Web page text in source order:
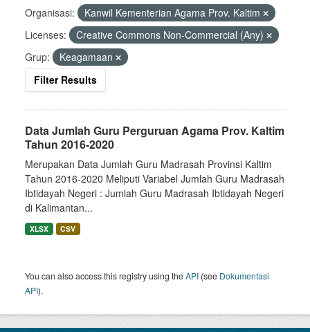
Organisasi:
Kanwil Kementerian Agama Prov. Kaltim
Licenses:
Creative Commons Non-Commercial (Any)
Grup:
Keagamaan
Filter Results
Data Jumlah Guru Perguruan Agama Prov. Kaltim
Tahun 2016-2020
Merupakan Data Jumlah Guru Madrasah Provinsi Kaltim
Tahun 2016-2020 Meliputi Variabel Jumlah Guru Madrasah
Ibtidayah Negeri : Jumlah Guru Madrasah Ibtidayah Negeri
di Kalimantan...
XLSX CSV
You can also access this registry using theAPI (see Dokumentasi
API).